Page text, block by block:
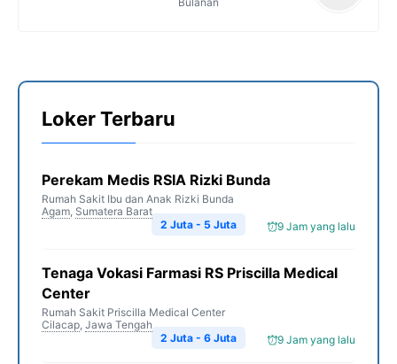
Loker Terbaru
Perekam Medis RSIA Rizki Bunda
Rumah Sakit Ibu dan Anak Rizki Bunda
Agam, Sumatera Barat
9 Jam yang lalu
2 Juta - 5 Juta
Tenaga Vokasi Farmasi RS Priscilla Medical
Center
Rumah Sakit Priscilla Medical Center
Cilacap, Jawa Tengah
9 Jam yang lalu
2 Juta - 6 Juta